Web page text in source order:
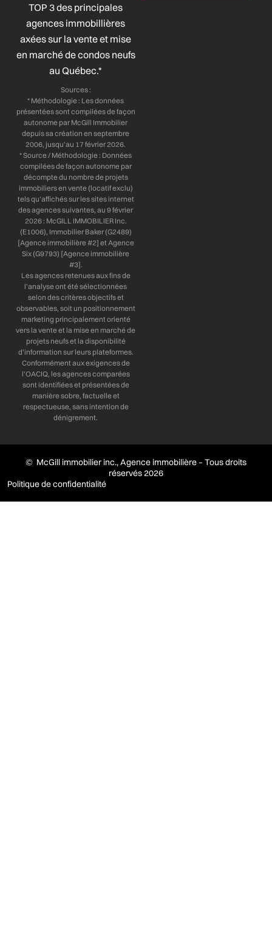
TOP 3 des principales
agences immobillières
axées sur la vente et mise
en marché de condos neufs
au Québec.*
Sources :
* Méthodologie : Les données
présentées sont compilées de façon
autonome par McGill Immobilier
depuis sa création en septembre
2006, jusqu’au 17 février 2026.
* Source / Méthodologie : Données
compilées de façon autonome par
décompte du nombre de projets
immobiliers en vente (locatif exclu)
tels qu’affichés sur les sites internet
des agences suivantes, au 9 février
2026 : McGILL IMMOBILIER Inc.
(E1006), Immobilier Baker (G2489)
[Agence immobilière #2] et Agence
Six (G9793) [Agence immobilière
#3].
Les agences retenues aux fins de
l’analyse ont été sélectionnées
selon des critères objectifs et
observables, soit un positionnement
marketing principalement orienté
vers la vente et la mise en marché de
projets neufs et la disponibilité
d’information sur leurs plateformes.
Conformément aux exigences de
l’OACIQ, les agences comparées
sont identifiées et présentées de
manière sobre, factuelle et
respectueuse, sans intention de
dénigrement.
© McGill immobilier inc., Agence immobilière – Tous droits
réservés 2026
Politique de confidentialité